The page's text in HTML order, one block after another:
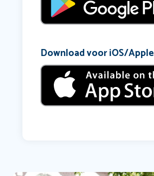
Download voor iOS/Apple